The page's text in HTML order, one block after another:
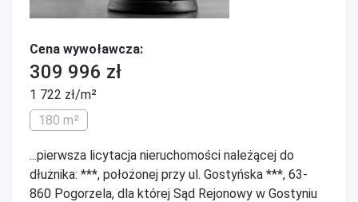
Cena wywoławcza:
309 996 zł
1 722 zł/m²
180 m²
...pierwsza licytacja nieruchomości należącej do
dłużnika: ***, położonej przy ul. Gostyńska ***, 63-
860 Pogorzela, dla której Sąd Rejonowy w Gostyniu